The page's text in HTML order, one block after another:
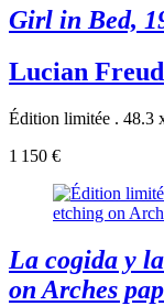
Girl in Bed,
Lucian Freud
Édition limitée . 48.3
1 150 €
La cogida y
on Arches